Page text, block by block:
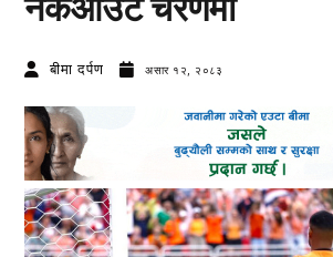
बीमा दर्पण असार १२, २०८३